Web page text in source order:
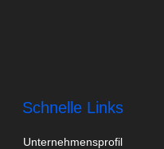
Schnelle Links
Unternehmensprofil